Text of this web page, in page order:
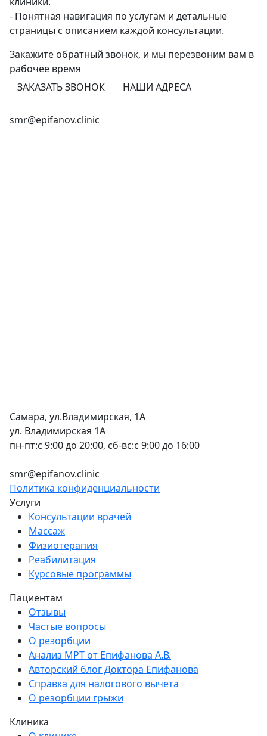
- Понятная навигация по услугам и детальные
страницы с описанием каждой консультации.
Закажите обратный звонок, и мы перезвоним вам в
рабочее время
ЗАКАЗАТЬ ЗВОНОК
НАШИ АДРЕСА
smr@epifanov.clinic
Самара, ул.Владимирская, 1А
ул. Владимирская 1А
пн-пт:с 9:00 до 20:00, сб-вс:с 9:00 до 16:00
smr@epifanov.clinic
Политика конфиденциальности
Услуги
Консультации врачей
Массаж
Физиотерапия
Реабилитация
Курсовые программы
Пациентам
Отзывы
Частые вопросы
О резорбции
Анализ МРТ от Епифанова А.В.
Авторский блог Доктора Епифанова
Справка для налогового вычета
О резорбции грыжи
Клиника